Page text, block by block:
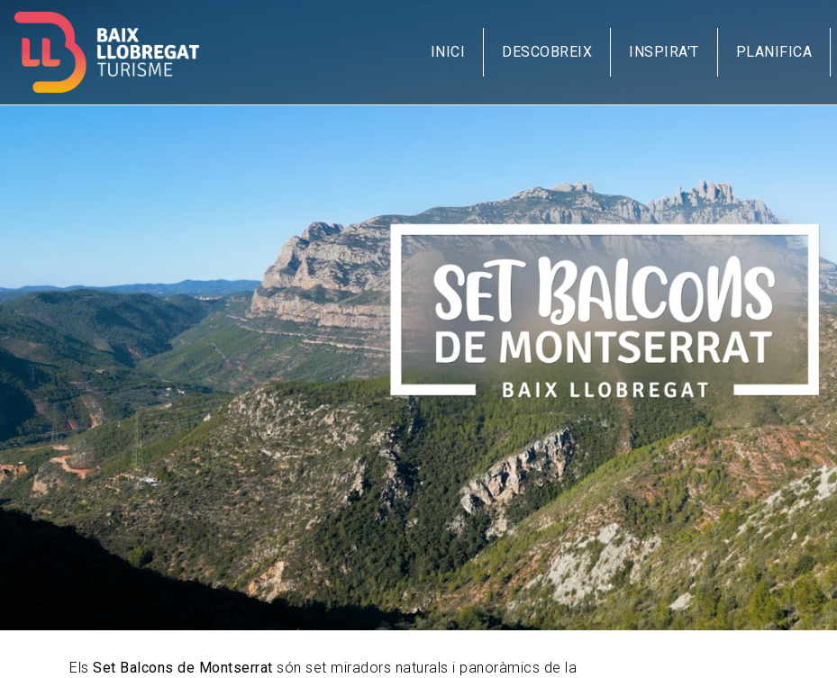
al
contingut
INICI DESCOBREIX INSPIRA'T PLANIFICA
Els Set Balcons de Montserrat són set miradors naturals i panoràmics de la